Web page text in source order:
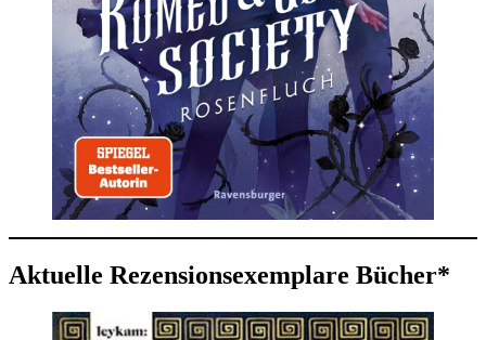
Aktuelle Rezensionsexemplare Bücher*